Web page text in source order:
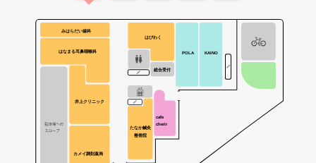
みはらだい歯科
はなまる耳鼻咽喉科
井上クリニック
カメイ調剤薬局
はぴわく
たなか鍼灸
整骨院
cafe
cherir
POLA KAINO
総合受付